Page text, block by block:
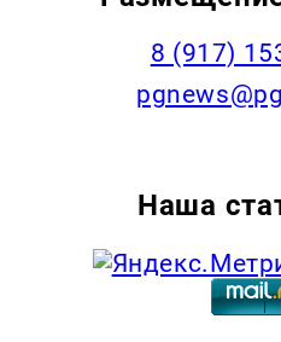
‭8 (917)
Наша